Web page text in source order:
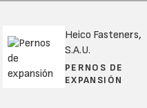
Heico Fasteners,
S.A.U.
PERNOS DE
EXPANSIÓN